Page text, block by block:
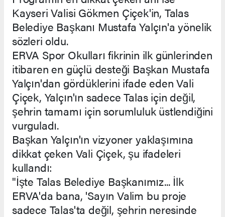
Kayseri Valisi Gökmen Çiçek'in, Talas
Belediye Başkanı Mustafa Yalçın'a yönelik
sözleri oldu.
ERVA Spor Okulları fikrinin ilk günlerinden
itibaren en güçlü desteği Başkan Mustafa
Yalçın'dan gördüklerini ifade eden Vali
Çiçek, Yalçın'ın sadece Talas için değil,
şehrin tamamı için sorumluluk üstlendiğini
vurguladı.
Başkan Yalçın'ın vizyoner yaklaşımına
dikkat çeken Vali Çiçek, şu ifadeleri
kullandı:
"İşte Talas Belediye Başkanımız... İlk
ERVA'da bana, 'Sayın Valim bu proje
sadece Talas'ta değil, şehrin neresinde